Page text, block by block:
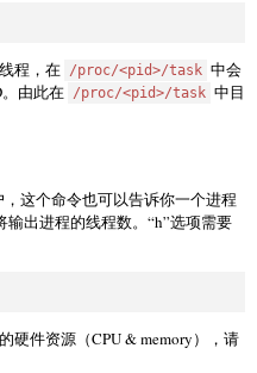
程，在 /proc/<pid>/task 中会
由此在 /proc/<pid>/task 中目
这个命令也可以告诉你一个进程
输出进程的线程数。“h”选项需要
硬件资源（CPU & memory），请